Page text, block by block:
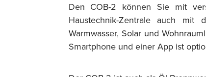
Den COB-2 können Sie mit
Haustechnik-Zentrale auch mit
Warmwasser, Solar und
Smartphone und einer App ist